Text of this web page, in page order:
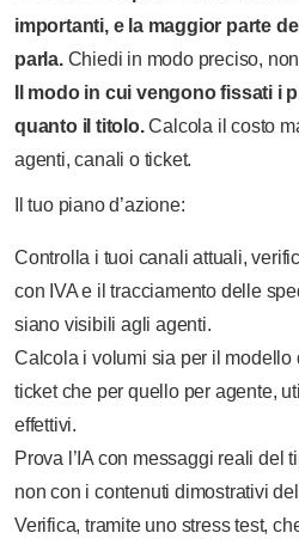
importanti, e la maggior parte
parla. Chiedi in modo preciso,
Il modo in cui vengono fissati i
quanto il titolo.Calcola il costo
agenti, canali o ticket.
Il tuo piano d’azione:
Controlla i tuoi canali attuali,
con IVA e il tracciamento delle
siano visibili agli agenti.
Calcola i volumi sia per il modello
ticket che per quello per agente,
effettivi.
Prova l’IA con messaggi reali del
non con i contenuti dimostrativi
Verifica, tramite uno stress test,